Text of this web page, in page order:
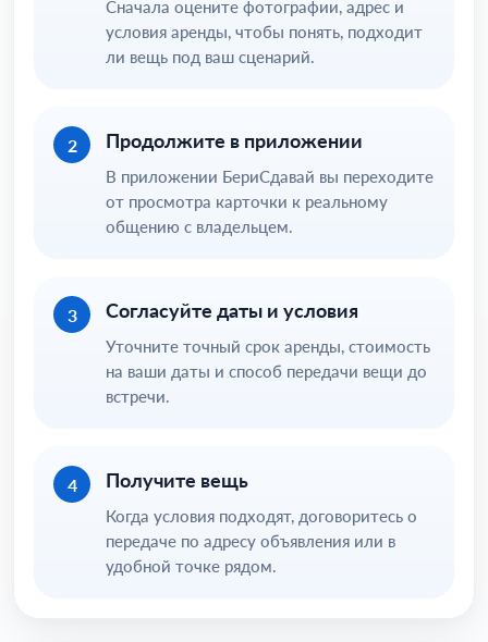
Сначала оцените фотографии, адрес и
условия аренды, чтобы понять, подходит
ли вещь под ваш сценарий.
2 Продолжите в приложении
В приложении БериСдавай вы переходите
от просмотра карточки к реальному
общению с владельцем.
3 Согласуйте даты и условия
Уточните точный срок аренды, стоимость
на ваши даты и способ передачи вещи до
встречи.
4 Получите вещь
Когда условия подходят, договоритесь о
передаче по адресу объявления или в
удобной точке рядом.